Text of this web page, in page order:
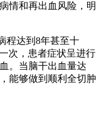
情和再出血风险，明
程达到8年甚至十
次，患者症状呈进行
。当脑干出血量达
能够做到顺利全切肿